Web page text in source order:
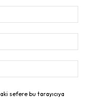
sefere bu tarayıcıya